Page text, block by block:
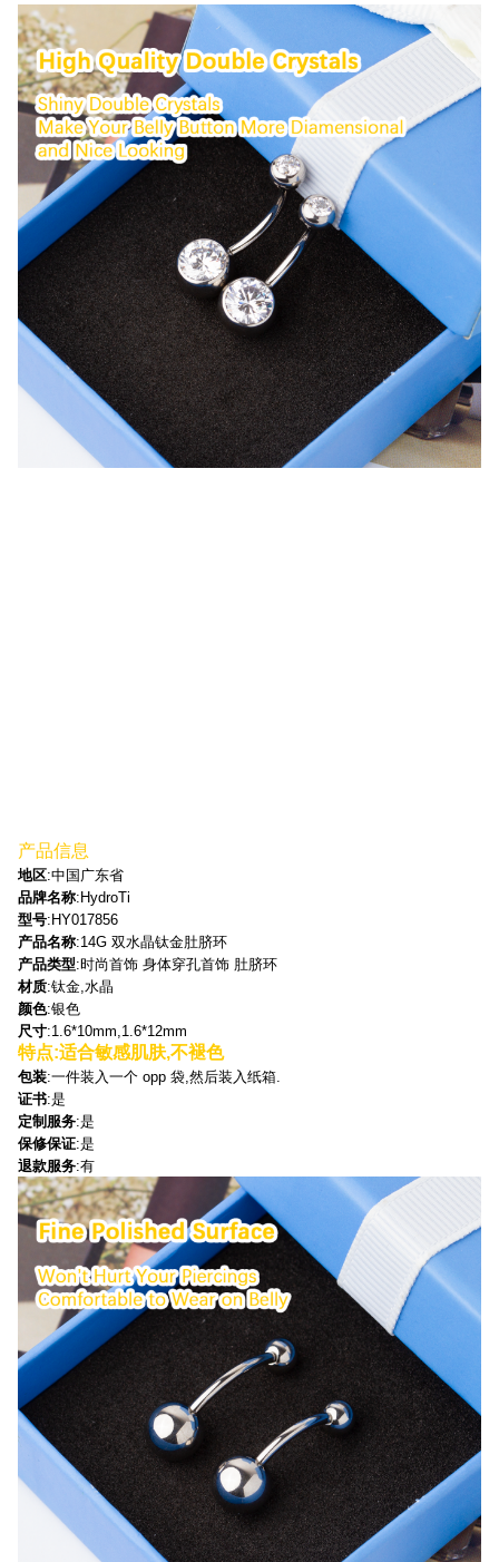
产品信息
地区:中国广东省
品牌名称:HydroTi
型号:HY017856
产品名称:14G 双水晶钛金肚脐环
产品类型:时尚首饰 身体穿孔首饰 肚脐环
材质:钛金,水晶
颜色:银色
尺寸:1.6*10mm,1.6*12mm
特点:适合敏感肌肤,不褪色
包装:一件装入一个 opp 袋,然后装入纸箱.
证书:是
定制服务:是
保修保证:是
退款服务:有